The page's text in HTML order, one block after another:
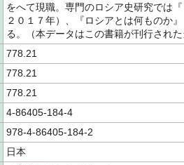
をへて現職。専門のロシア史研究では
２０１７年）、『ロシアとは何ものか
る。（本データはこの書籍が刊行され
778.21
778.21
778.21
4-86405-184-4
978-4-86405-184-2
日本